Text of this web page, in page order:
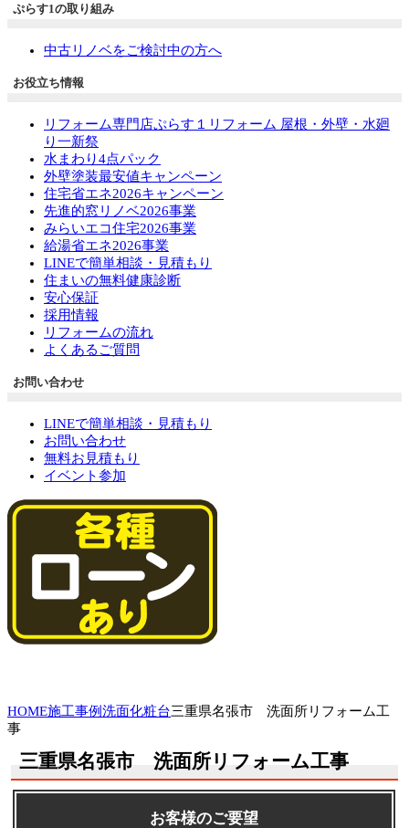
ぷらす1の取り組み
中古リノベをご検討中の方へ
お役立ち情報
リフォーム専門店ぷらす１リフォーム 屋根・外壁・水廻
り一新祭
水まわり4点パック
外壁塗装最安値キャンペーン
住宅省エネ2026キャンペーン
先進的窓リノベ2026事業
みらいエコ住宅2026事業
給湯省エネ2026事業
LINEで簡単相談・見積もり
住まいの無料健康診断
安心保証
採用情報
リフォームの流れ
よくあるご質問
お問い合わせ
LINEで簡単相談・見積もり
お問い合わせ
無料お見積もり
イベント参加
HOME施工事例洗面化粧台三重県名張市 洗面所リフォーム工
事
三重県名張市 洗面所リフォーム工事
お客様のご要望